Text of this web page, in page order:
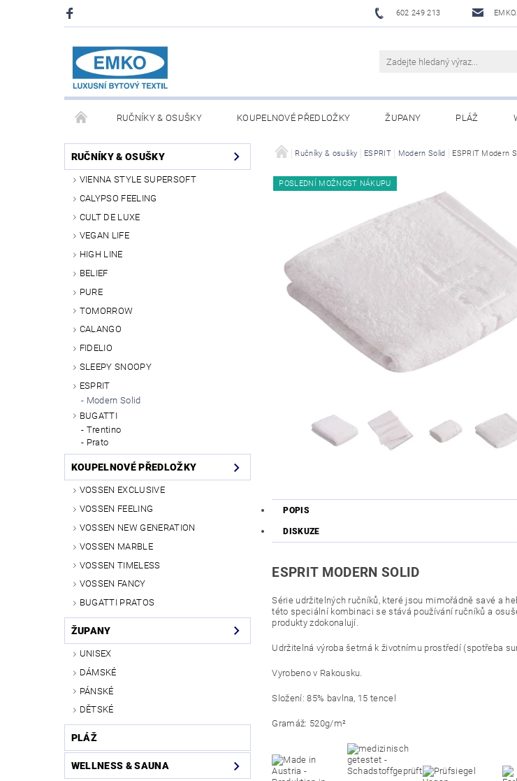
602 249 213
RUČNÍKY & OSUŠKY KOUPELNOVÉ PŘEDLOŽKY ŽUPANY PLÁŽ
PŘIKRÝVKY & POLŠTÁŘE DEKY A PLÉDY UBRUSY A UTĚRKY EKELUND DĚTI
OBCHODNÍ PODMÍNKY NAPIŠTE NÁM
RUČNÍKY & OSUŠKY
VIENNA STYLE SUPERSOFT
CALYPSO FEELING
CULT DE LUXE
VEGAN LIFE
HIGH LINE
BELIEF
PURE
TOMORROW
CALANGO
FIDELIO
SLEEPY SNOOPY
ESPRIT
Modern Solid
BUGATTI
Trentino
Prato
KOUPELNOVÉ PŘEDLOŽKY
VOSSEN EXCLUSIVE
VOSSEN FEELING
VOSSEN NEW GENERATION
VOSSEN MARBLE
VOSSEN TIMELESS
VOSSEN FANCY
BUGATTI PRATOS
ŽUPANY
UNISEX
DÁMSKÉ
PÁNSKÉ
DĚTSKÉ
PLÁŽ
WELLNESS & SAUNA
Ručníky & osušky ESPRIT Modern Solid ESPRIT Modern
POSLEDNÍ MOŽNOST NÁKUPU
POPIS
DISKUZE
ESPRIT MODERN SOLID
Série udržitelných ručníků, které jsou mimořádně savé a
této speciální kombinaci se stává používání ručníků a
produkty zdokonalují.
Udržitelná výroba šetrná k životnímu prostředí (spotřeba
Vyrobeno v Rakousku.
Složení: 85% bavlna, 15 tencel
Gramáž: 520g/m²